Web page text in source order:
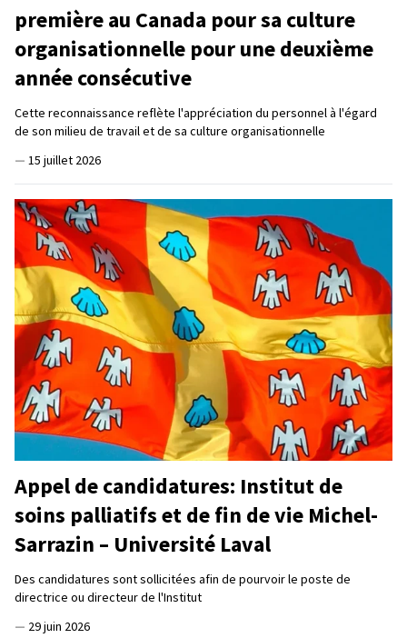
première au Canada pour sa culture
organisationnelle pour une deuxième
année consécutive
Cette reconnaissance reflète l'appréciation du personnel à l'égard
de son milieu de travail et de sa culture organisationnelle
— 15 juillet 2026
Appel de candidatures: Institut de
soins palliatifs et de fin de vie Michel-
Sarrazin – Université Laval
Des candidatures sont sollicitées afin de pourvoir le poste de
directrice ou directeur de l'Institut
— 29 juin 2026